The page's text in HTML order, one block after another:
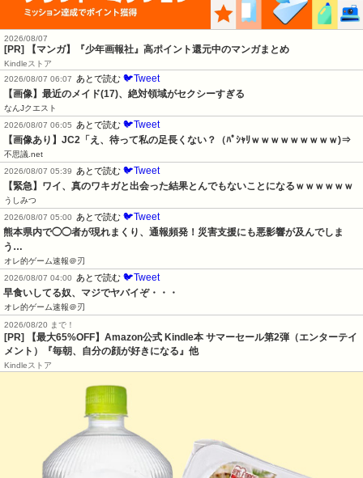
2026/08/07
[PR] 【マンガ】『少年画報社』高ポイント還元中のマンガまとめ
Kindleストア
2026/08/07 06:07
あとで読む 🐦Tweet
【画像】最近のメイド(17)、絶対領域がセクシーすぎる
なんJクエスト
2026/08/07 06:05
あとで読む 🐦Tweet
【画像あり】JC2「え、待って私の足長くない？（ﾊﾟｼｬﾘｗｗｗｗｗｗｗｗｗ)⇒
不思議.net
2026/08/07 05:39
あとで読む 🐦Tweet
【緊急】ワイ、真のワキガと出会った結果とんでもないことになるｗｗｗｗｗｗ
うしみつ
2026/08/07 05:00
あとで読む 🐦Tweet
熊本県内で◯◯者が現れまくり、通報頻発！災害支援にも悪影響が及んでしま
う…
オレ的ゲーム速報＠刃
2026/08/07 04:00
あとで読む 🐦Tweet
早食いしてる奴、マジでヤバイぞ・・・
オレ的ゲーム速報＠刃
2026/08/20 まで！
[PR]
【最大65%OFF】Amazon公式 Kindle本 サマーセール第2弾（エンターテイ
メント）『毎朝、自分の顔が好きになる』他
Kindleストア